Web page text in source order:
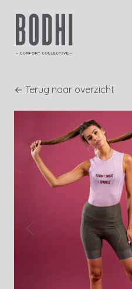
← Terug naar overzicht